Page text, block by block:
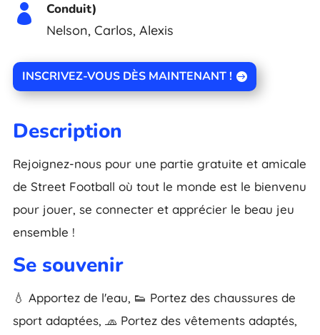

Conduit)
Nelson, Carlos, Alexis
INSCRIVEZ-VOUS DÈS MAINTENANT !
Description
Rejoignez-nous pour une partie gratuite et amicale
de Street Football où tout le monde est le bienvenu
pour jouer, se connecter et apprécier le beau jeu
ensemble !
Se souvenir
💧 Apportez de l'eau, 👟 Portez des chaussures de
sport adaptées, 🧢 Portez des vêtements adaptés,